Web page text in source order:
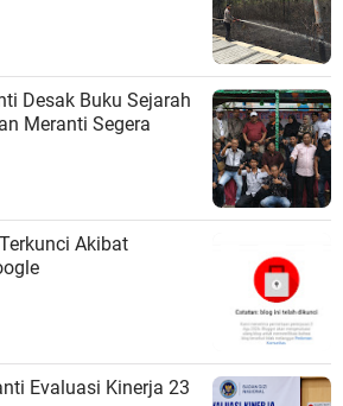
Desak Buku Sejarah
Meranti Segera
Akibat
Evaluasi Kinerja 23